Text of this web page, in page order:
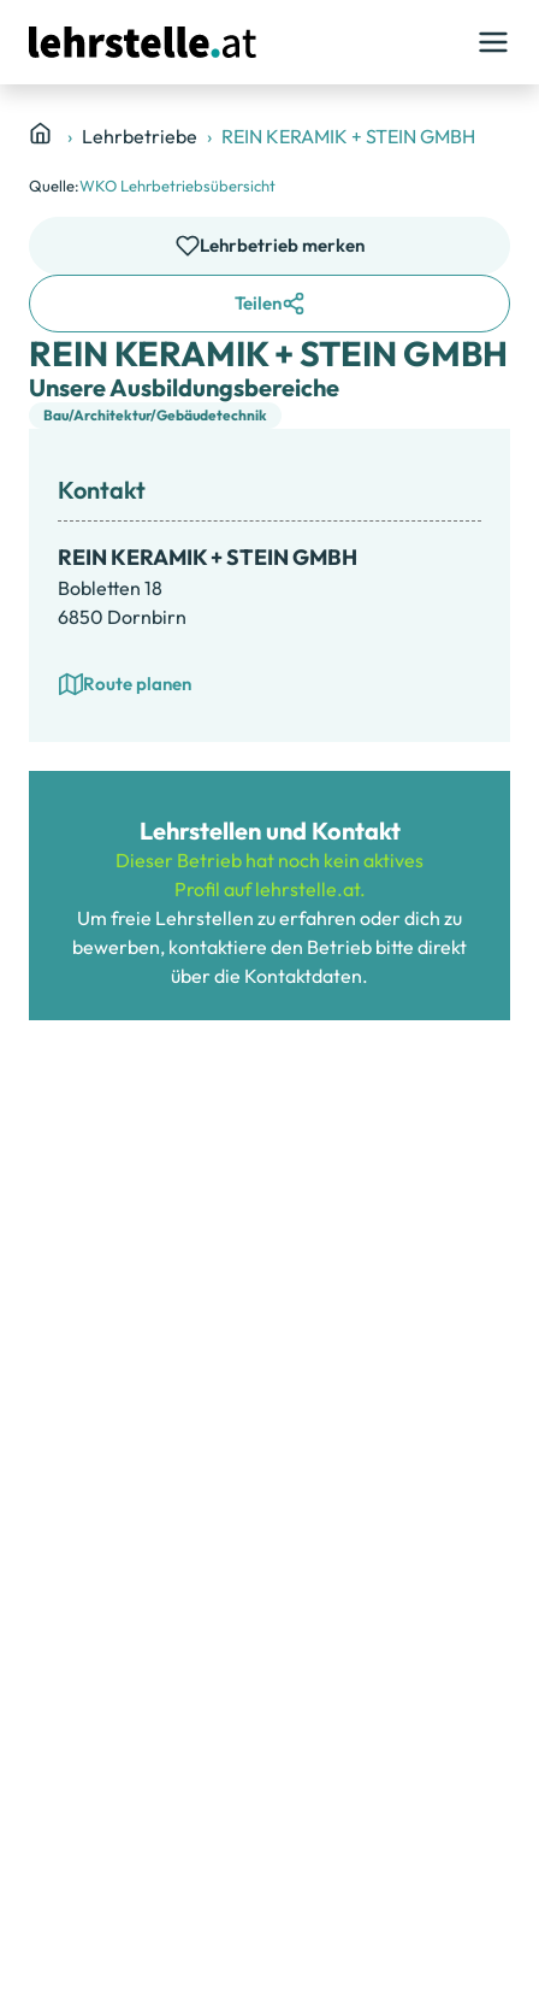
Lehrbetriebe REIN KERAMIK + STEIN GMBH
Quelle:WKO Lehrbetriebsübersicht
Lehrbetrieb merken
Teilen
REIN KERAMIK + STEIN GMBH
Unsere Ausbildungsbereiche
Bau/Architektur/Gebäudetechnik
Kontakt
REIN KERAMIK + STEIN GMBH
Bobletten 18
6850 Dornbirn
Route planen
Lehrstellen und Kontakt
Dieser Betrieb hat noch kein aktives
Profil auf lehrstelle.at.
Um freie Lehrstellen zu erfahren oder dich zu
bewerben, kontaktiere den Betrieb bitte direkt
über die Kontaktdaten.